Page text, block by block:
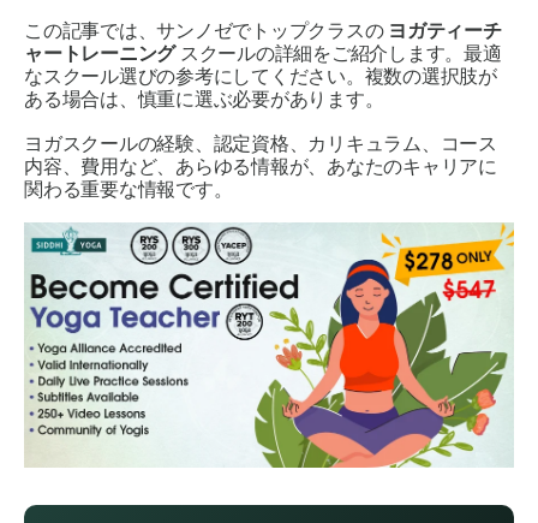
この記事では、サンノゼでトップクラスの ヨガティーチ
ャートレーニングスクールの詳細をご紹介します。最適
なスクール選びの参考にしてください。複数の選択肢が
ある場合は、慎重に選ぶ必要があります。
ヨガスクールの経験、認定資格、カリキュラム、コース
内容、費用など、あらゆる情報が、あなたのキャリアに
関わる重要な情報です。